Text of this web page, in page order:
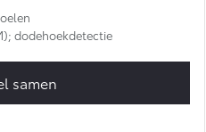
dodehoekdetectie
samen